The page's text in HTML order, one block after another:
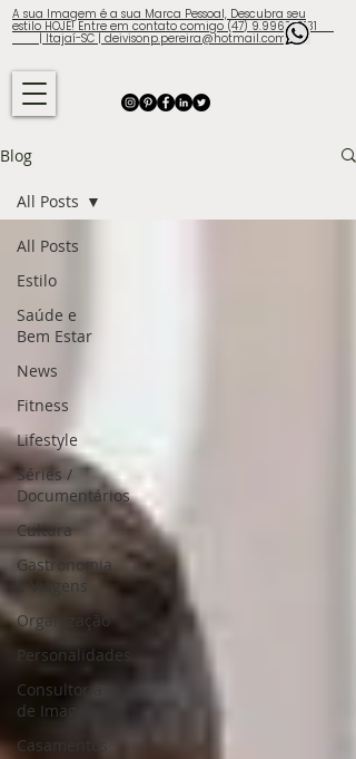
A sua Imagem é a sua Marca Pessoal, Descubra seu
estilo HOJE! Entre em contato comigo (47) 9.9960-3131
| Itajaí-SC | deivisonp.pereira@hotmail.com
Blog
All Posts
Estilo
Saúde e
Bem Estar
News
Fitness
Lifestyle
Séries /
Documentários
Cultura
Gastronomia
e Viagens
Organização
Personalidades
Consultoria
de Imagem
Casamentos
All Posts